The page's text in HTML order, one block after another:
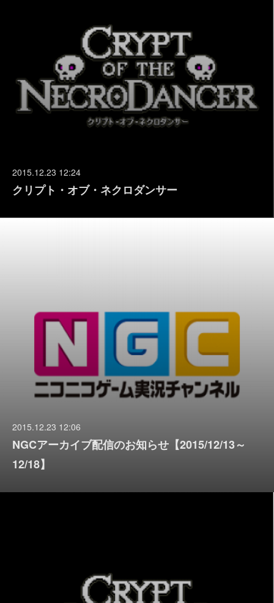
2015.12.23 12:24
クリプト・オブ・ネクロダンサー
2015.12.23 12:06
NGCアーカイブ配信のお知らせ【2015/12/13～
12/18】